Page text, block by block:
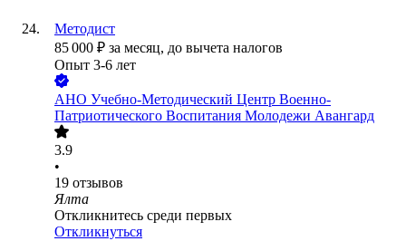
Методист
85 000 ₽ за месяц, до вычета налогов
Опыт 3-6 лет
АНО Учебно-Методический Центр Военно-
Патриотического Воспитания Молодежи Авангард
3.9
•
19 отзывов
Ялта
Откликнитесь среди первых
Откликнуться